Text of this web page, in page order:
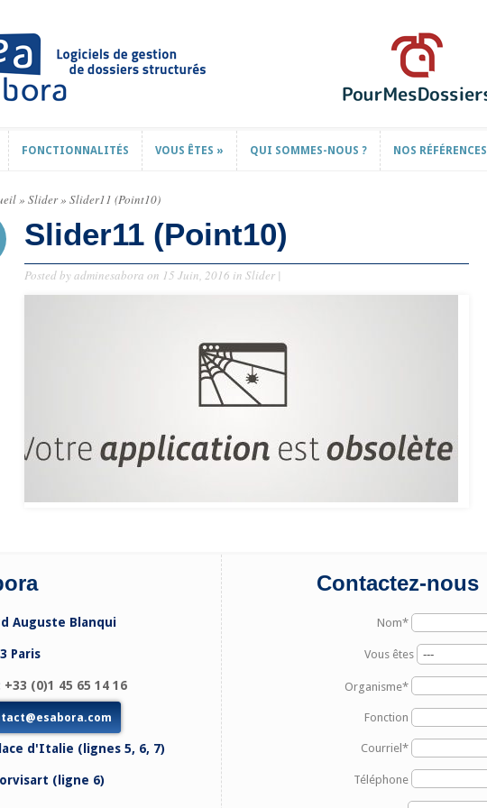
FONCTIONNALITÉS VOUS ÊTES » QUI SOMMES-NOUS ? NOS RÉFÉRENCES
» Slider» Slider11 (Point10)
Slider11 (Point10)
Posted byadminesabora on 15 Juin, 2016 in Slider |
Auguste Blanqui
Paris
+33 (0)1 45 65 14 16
d'Italie (lignes 5, 6, 7)
(ligne 6)
Contactez-nous
Nom*
Vous êtes
Organisme*
Fonction
Courriel*
Téléphone